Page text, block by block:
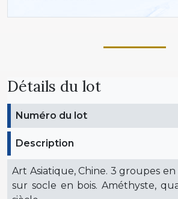
Détails du lot
Numéro du lot
Description
Art Asiatique, Chine. 3 groupes
sur socle en bois. Améthyste,